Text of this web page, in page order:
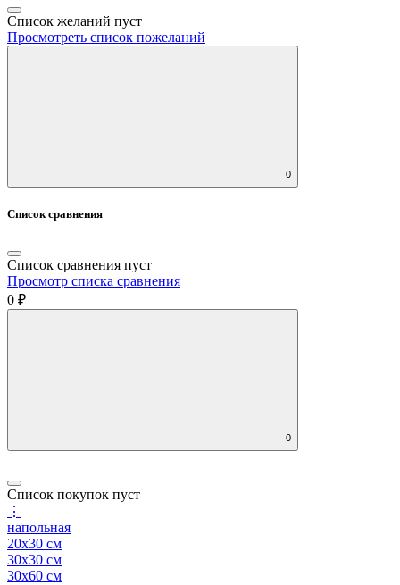
Список желаний пуст
Просмотреть список пожеланий
0
Список сравнения
Список сравнения пуст
Просмотр списка сравнения
0 ₽
0
Список покупок пуст
⋮
напольная
20x30 см
30x30 см
30x60 см